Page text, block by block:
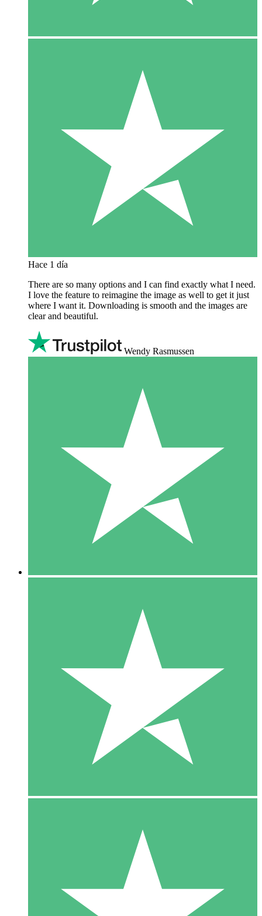
Hace 1 día
There are so many options and I can find exactly what I need.
I love the feature to reimagine the image as well to get it just
where I want it. Downloading is smooth and the images are
clear and beautiful.
Wendy Rasmussen